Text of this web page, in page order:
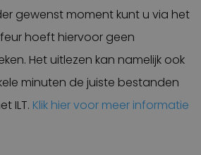
gewenst moment kunt u via het
hoeft hiervoor geen
Het uitlezen kan namelijk ook
minuten de juiste bestanden
ILT. Klik hier voor meer informatie